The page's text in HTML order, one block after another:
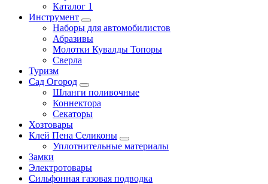
Каталог 1
Инструмент
Наборы для автомобилистов
Абразивы
Молотки Кувалды Топоры
Сверла
Туризм
Сад Огород
Шланги поливочные
Коннектора
Секаторы
Хозтовары
Клей Пена Селиконы
Уплотнительные материалы
Замки
Электротовары
Сильфонная газовая подводка